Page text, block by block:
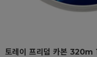
토레이 프리덤 카본